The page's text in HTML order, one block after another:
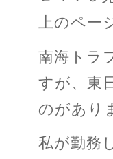
上のペー
南海トラ
すが、東
のがあり
私が勤務